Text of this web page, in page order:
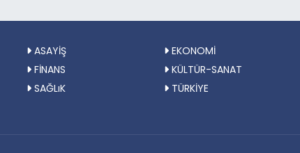
ASAYİŞ
EKONOMİ
FİNANS
KÜLTÜR-SANAT
SAĞLıK
TÜRKİYE